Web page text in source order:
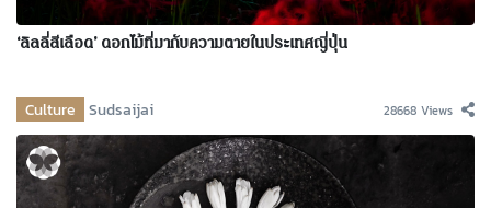
‘ลิลลี่สีเลือด’ ดอกไม้ที่มากับความตายในประเทศญี่ปุ่น
Culture Sudsaijai 28668 Views